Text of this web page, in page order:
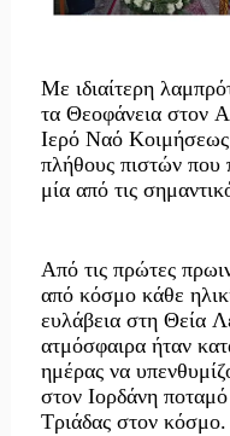
Με ιδιαίτερη
τα Θεοφάνεια στον
Ιερό Ναό
πλήθους πιστών που
μία από τις
Από τις πρώτες
από κόσμο κάθε
ευλάβεια στη Θεία
ατμόσφαιρα ήταν
ημέρας να
στον Ιορδάνη
Τριάδας στον κόσμο.